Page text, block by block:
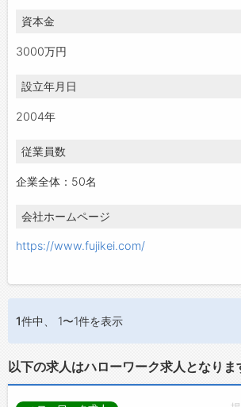
資本金
3000万円
設立年月日
2004年
従業員数
企業全体：50名
会社ホームページ
https://www.fujikei.com/
1件中、 1〜1件を表示
以下の求人はハローワーク求人となりま